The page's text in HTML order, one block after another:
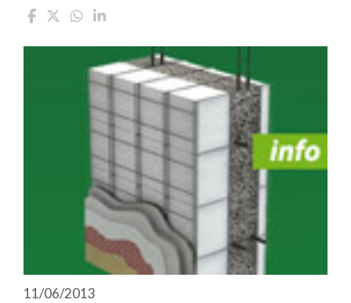
11/06/2013